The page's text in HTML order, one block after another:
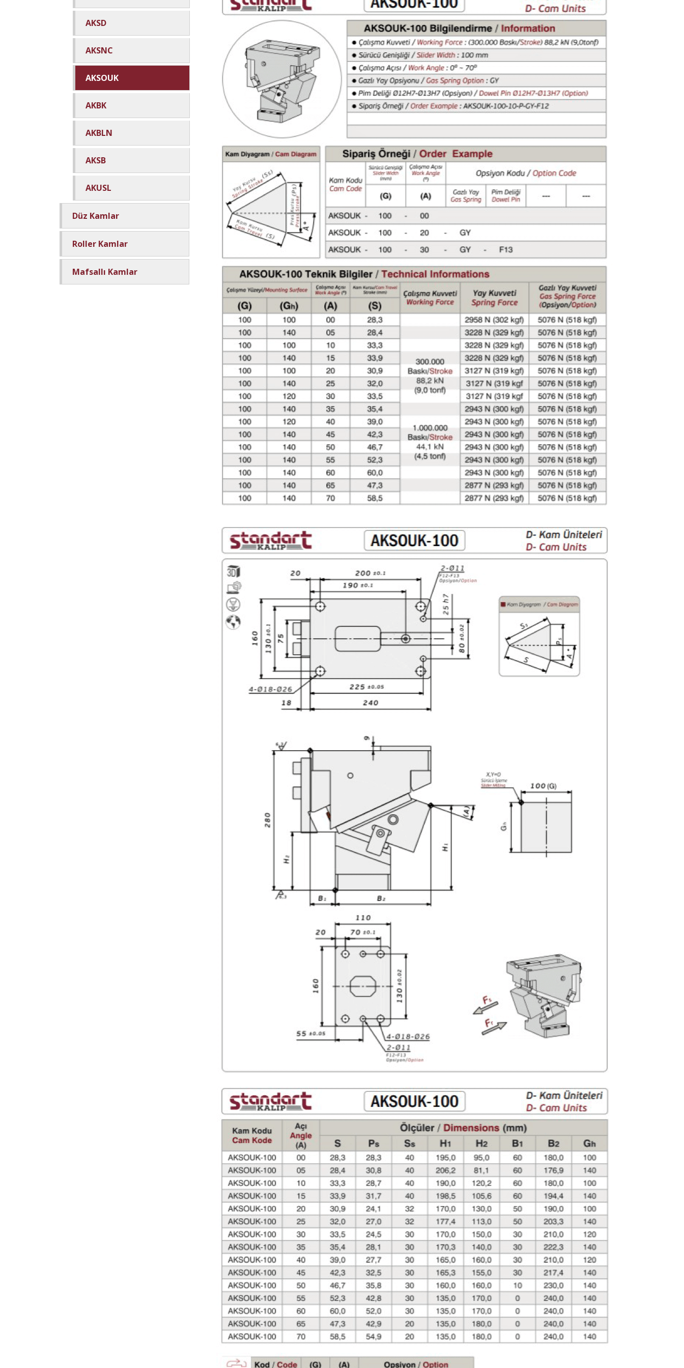
AKSD
AKSNC
AKSOUK
AKBK
AKBLN
AKSB
AKUSL
Düz Kamlar
Roller Kamlar
Mafsallı Kamlar